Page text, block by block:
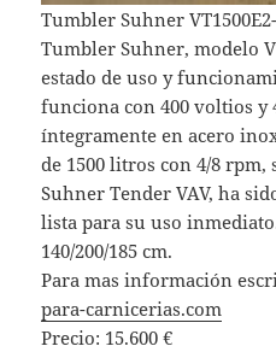
Tumbler Suhner
Tumbler Suhner, modelo
estado de uso y
funciona con 400 voltios y
íntegramente en acero
de 1500 litros con 4/8
Suhner Tender VAV, ha
lista para su uso
140/200/185 cm.
Para mas información
para-carnicerias.com
Precio: 15.600 €